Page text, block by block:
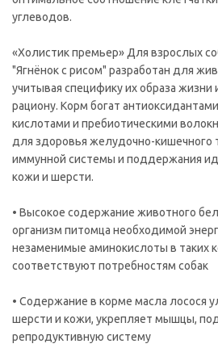
углеводов.
«Холистик премьер» Для взрослых
"Ягнёнок с рисом" разработан для
учитывая специфику их образа жизни
рациону. Корм богат
кислотами и пребиотическими
для здоровья желудочно-кишечного
иммунной системы и поддержания
кожи и шерсти.
• Высокое содержание животного
организм питомца необходимой
незаменимые аминокислоты в таких
соответствуют потребностям собак
• Содержание в корме масла лосося
шерсти и кожи, укрепляет мышцы,
репродуктивную систему